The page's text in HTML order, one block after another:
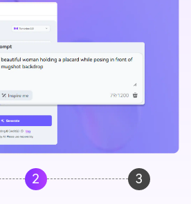
2 3